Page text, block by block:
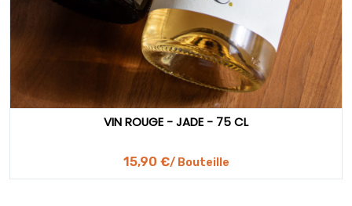
VIN ROUGE - JADE - 75 CL
15,90 €/ Bouteille